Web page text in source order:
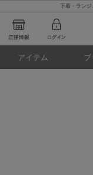
下着・ラン
アイテム ブ